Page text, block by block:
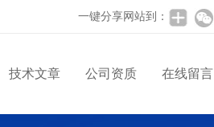
一键分享网站到：
技术文章 公司资质 在线留言